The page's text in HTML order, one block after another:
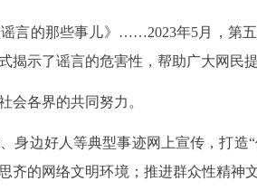
谣言的那些事儿》……2023年5月，第
揭示了谣言的危害性，帮助广大网民
会各界的共同努力。
身边好人等典型事迹网上宣传，打造
齐的网络文明环境；推进群众性精神